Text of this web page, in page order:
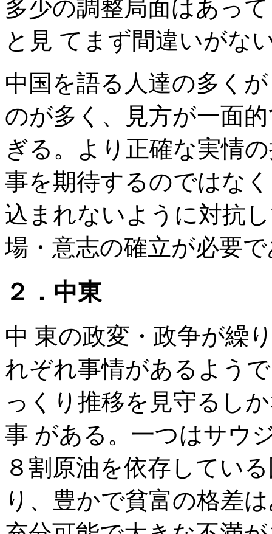
多少の調整局面はあっ
と見 てまず間違いがな
中国を語る人達の多く
のが多く、見方が一面
ぎる。より正確な実情
事を期待するのではな
込まれないように対抗
場・意志の確立が必要
２．中東
中 東の政変・政争が繰
れぞれ事情があるよう
っくり推移を見守るし
事 がある。一つはサウ
８割原油を依存してい
り、豊かで貧富の格差